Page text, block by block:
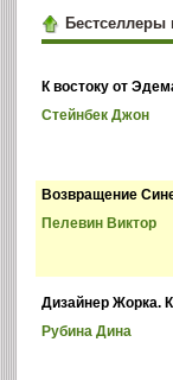
Бестселлеры
К востоку от
Стейнбек Джон
Возвращение
Пелевин Виктор
Дизайнер Жорка.
Рубина Дина